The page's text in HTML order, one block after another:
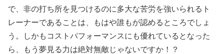
で、非の打ち所を見つけるのに多大な苦労を強いられるト
レーナーであることは、もはや誰もが認めるところでしょ
う。しかもコストパフォーマンスにも優れているとなった
ら、もう夢見る力は絶対無敵じゃないですか！？